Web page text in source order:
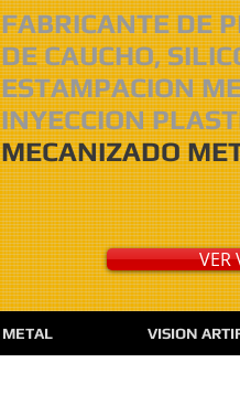
FABRICANTE DE
DE CAUCHO,
ESTAMPACION
INYECCION
MECANIZADO
VER
METAL VISION